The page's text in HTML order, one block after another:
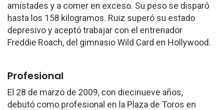
amistades y a comer en exceso. Su peso se disparó
hasta los 158 kilogramos. Ruiz superó su estado
depresivo y aceptó trabajar con el entrenador
Freddie Roach, del gimnasio Wild Card en Hollywood.
Profesional
El 28 de marzo de 2009, con diecinueve años,
debutó como profesional en la Plaza de Toros en